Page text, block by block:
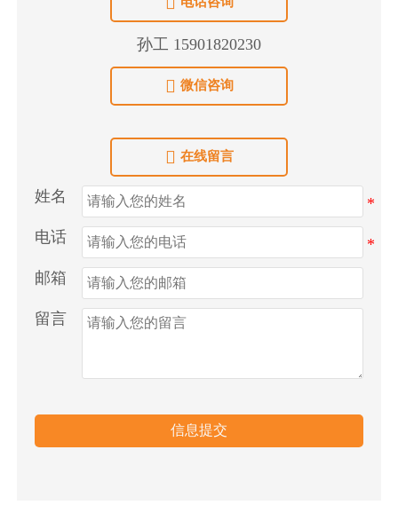
孙工 15901820230
 微信咨询
 在线留言
姓名
电话
邮箱
留言
信息提交